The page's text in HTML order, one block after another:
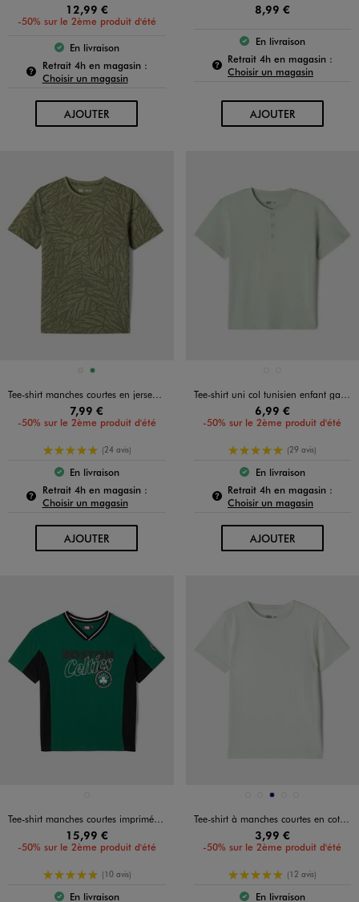
12,99 €
-50% sur le 2ème produit d'été
Le produit est disponible :
En livraison
Retrait 4h en magasin :Pour connaître la disponibilité de ce produit :
Choisir un magasin
AJOUTERAU PANIER
8,99 €
Le produit est
En livraison
Retrait 4h en magasin :
Choisir un magasin
AJOUTERAU PANIER
Disponible en 2 coloris
BEIGEVERT
Tee-shirt manches courtes en jersey de coton imprimé feuillage garçon
7,99 €
-50% sur le 2ème produit d'été
5/5 de moyenne
(24 avis)
Le produit est disponible :
En livraison
Retrait 4h en magasin :Pour connaître la disponibilité de ce produit :
Choisir un magasin
AJOUTERAU PANIER
Tee-shirt uni col tunisien enfant garçon
6,99 €
-50% sur le 2ème produit d'été
5/5 de moyenne
(29 avis)
Le produit est
En livraison
Retrait 4h en magasin :
Choisir un magasin
AJOUTERAU PANIER
Tee-shirt manches courtes imprimé Celtics garçon - NBA
15,99 €
-50% sur le 2ème produit d'été
5/5 de moyenne
(10 avis)
En livraison
Disponible en 5 coloris
BLEU STANDARD
JAUNE CLAIR
MARINE
Tee-shirt à manches courtes en coton uni garçon
3,99 €
-50% sur le 2ème produit d'été
5/5 de moyenne
(12 avis)
En livraison